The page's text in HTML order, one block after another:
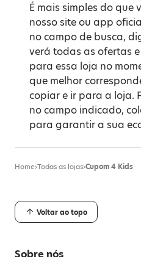
É mais simples do que
nosso site ou app
no campo de busca,
verá todas as ofertas
para essa loja no
que melhor
copiar e ir para a loja.
no campo indicado,
para garantir a sua
Home›Todas as lojas›Cupom 4 Kids
Voltar ao topo
Sobre nós